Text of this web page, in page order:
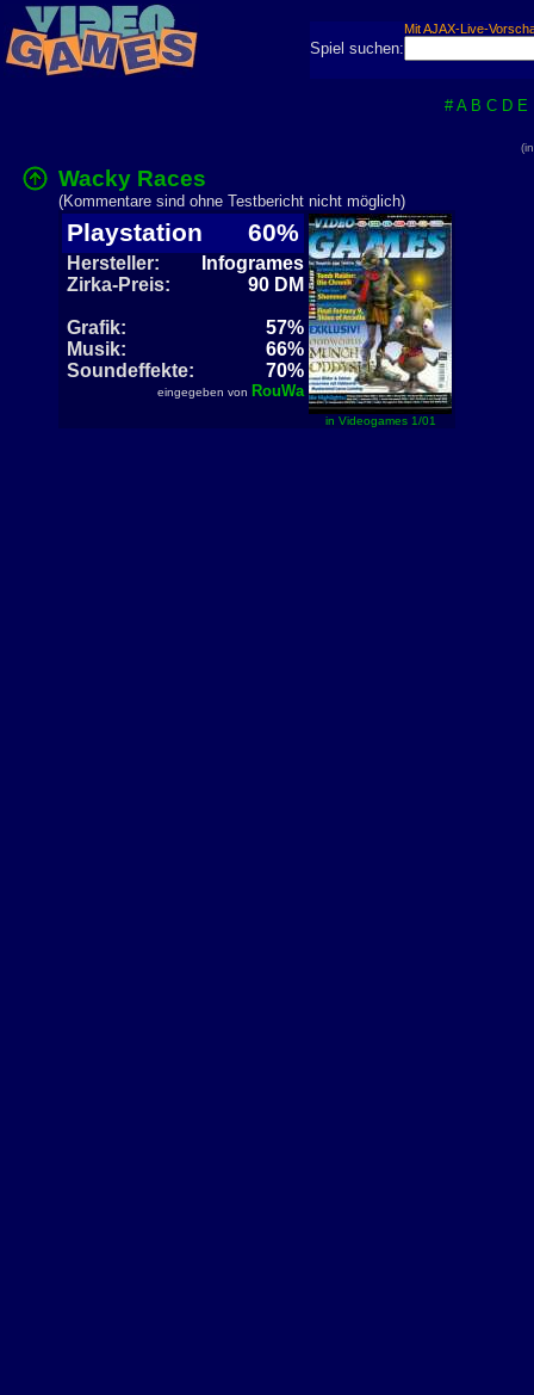
Mit AJAX-Live-
Spiel suchen:
# A B C D E
Wacky Races
(Kommentare sind ohne Testbericht nicht möglich)
Playstation 60%
Hersteller:
Infogrames
Zirka-Preis:
90 DM
Grafik:
57%
Musik:
66%
Soundeffekte:
70%
eingegeben von RouWa
in Videogames 1/01